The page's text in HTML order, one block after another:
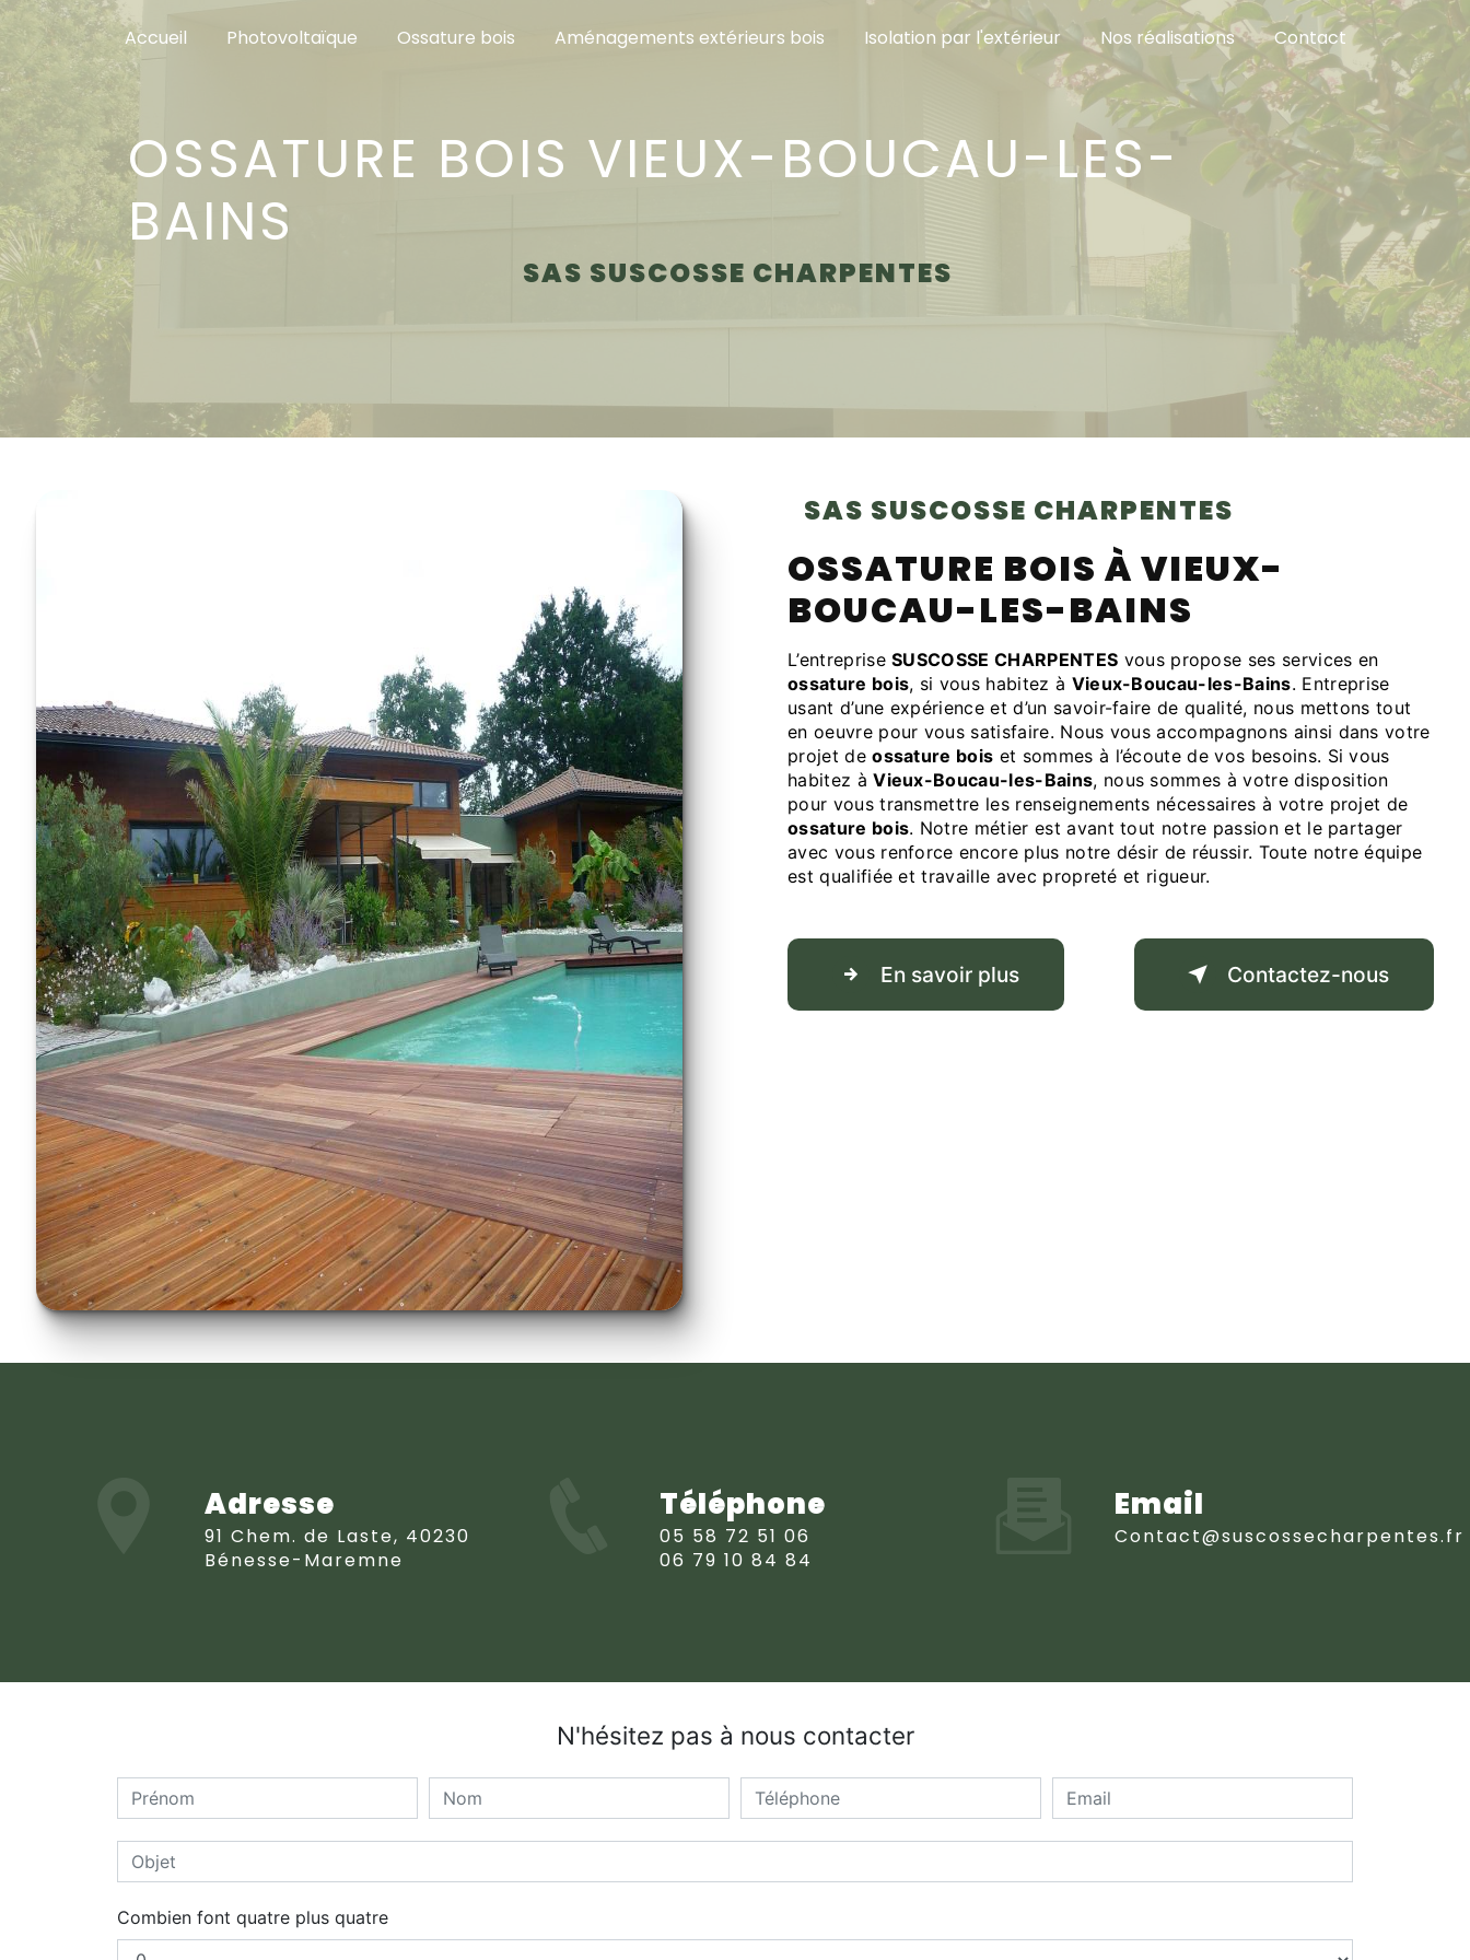
Accueil Photovoltaïque Ossature bois Aménagements extérieurs bois Isolation par l'extérieur Nos réalisations Contact
OSSATURE BOIS VIEUX-BOUCAU-LES-
BAINS
SAS SUSCOSSE CHARPENTES
SAS SUSCOSSE CHARPENTES
OSSATURE BOIS À VIEUX-
BOUCAU-LES-BAINS
L’entrepriseSUSCOSSE CHARPENTES vous propose ses services en
ossature bois, si vous habitez à Vieux-Boucau-les-Bains. Entreprise
usant d’une expérience et d’un savoir-faire de qualité, nous mettons tout
en oeuvre pour vous satisfaire. Nous vous accompagnons ainsi dans votre
projet deossature bois et sommes à l’écoute de vos besoins. Si vous
habitez àVieux-Boucau-les-Bains, nous sommes à votre disposition
pour vous transmettre les renseignements nécessaires à votre projet de
ossature bois. Notre métier est avant tout notre passion et le partager
avec vous renforce encore plus notre désir de réussir. Toute notre équipe
est qualifiée et travaille avec propreté et rigueur.
En savoir plus Contactez-nous
Adresse
91 Chem. de Laste, 40230
Bénesse-Maremne
Téléphone
05 58 72 51 06
06 79 10 84 84
Email
contact@suscossecharpentes.fr
N'hésitez pas à nous contacter
Combien font quatre plus quatre
Panneau de gestion des cookies